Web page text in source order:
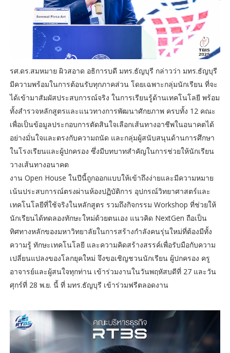
รศ.ดร.สมหมาย ผิวสอาด อธิการบดี มทร.ธัญบุรี กล่าวว่า มทร.ธัญบุรี
มีความพร้อมในการต้อนรับทุกภาคส่วน โดยเฉพาะกลุ่มนักเรียน ที่จะ
ได้เข้ามาสัมผัสประสบการณ์จริง ในการเรียนรู้ด้านเทคโนโลยี พร้อม
ทั้งสำรวจหลักสูตรและแนวทางการพัฒนาศักยภาพ ครบทั้ง 12 คณะ
เพื่อเป็นข้อมูลประกอบการตัดสินใจเลือกเส้นทางอาชีพในอนาคตได้
อย่างมั่นใจและตรงกับความถนัด และกลุ่มผู้สนับสนุนด้านการศึกษา
ในโรงเรียนและผู้ปกครอง ซึ่งมีบทบาทสำคัญในการช่วยให้นักเรียน
วางเส้นทางอนาคต
งาน Open House ในปีนี้ถูกออกแบบให้เข้าถึงง่ายและมีความหมาย
เน้นประสบการณ์ตรงผ่านห้องปฏิบัติการ อุปกรณ์วิทยาศาสตร์และ
เทคโนโลยีที่ใช้จริงในหลักสูตร รวมถึงกิจกรรม Workshop ที่ช่วยให้
นักเรียนได้ทดลองทักษะใหม่ด้วยตนเอง แนวคิด NextGen ถือเป็น
ทิศทางหลักของมหาวิทยาลัยในการสร้างกำลังคนรุ่นใหม่ที่ต้องมีทั้ง
ความรู้ ทักษะเทคโนโลยี และความคิดสร้างสรรค์เพื่อรับมือกับความ
เปลี่ยนแปลงของโลกยุคใหม่ จึงขอเชิญชวนนักเรียน ผู้ปกครอง ครู
อาจารย์และผู้สนใจทุกท่าน เข้าร่วมงานในวันพฤหัสบดีที่ 27 และวัน
ศุกร์ที่ 28 พ.ย. นี้ ที่ มทร.ธัญบุรี เข้าร่วมฟรีตลอดงาน